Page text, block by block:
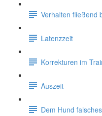
Verhalten fließend
Latenzzeit
Korrekturen im
Auszeit
Dem Hund